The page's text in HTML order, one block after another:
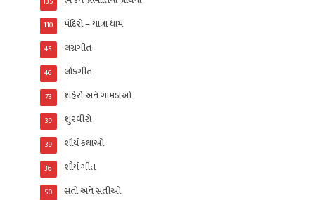
મંદિરો – યાત્રા ધામ
110
લગ્નગીત
45
લોકગીત
46
શહેરો અને ગામડાઓ
73
શુરવીરો
39
શૌર્ય કથાઓ
39
શૌર્ય ગીત
36
સંતો અને સતીઓ
50